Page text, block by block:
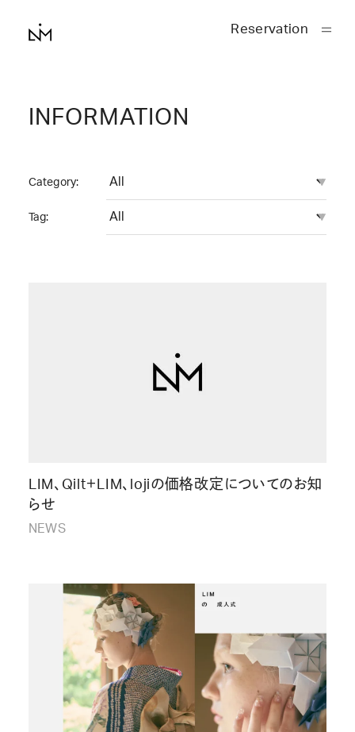
Reservation
INFORMATION
Category:
Tag:
LIM、Qilt＋LIM、lojiの価格改定についてのお知
らせ
NEWS